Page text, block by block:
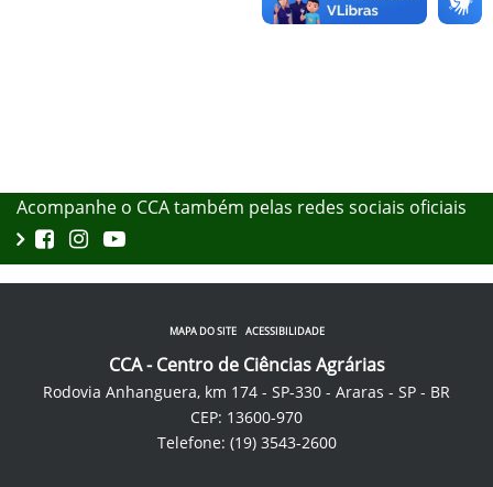
Acompanhe o CCA também pelas redes sociais oficiais
MAPA DO SITE ACESSIBILIDADE
CCA - Centro de Ciências Agrárias
Rodovia Anhanguera, km 174 - SP-330 - Araras - SP - BR
CEP: 13600-970
Telefone: (19) 3543-2600